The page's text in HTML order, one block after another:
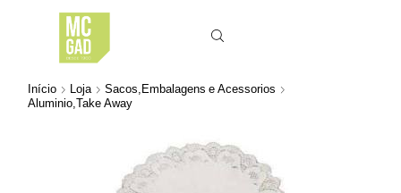
Início Loja
Sacos,Embalagens e Acessorios
Aluminio,Take Away